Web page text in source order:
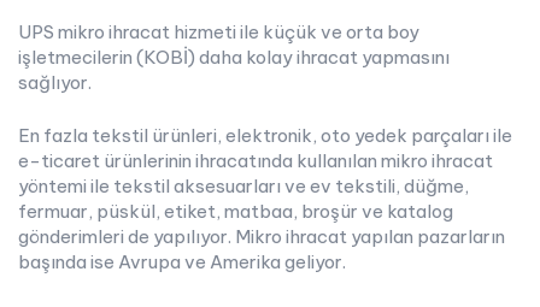
UPS mikro ihracat hizmeti ile küçük ve orta boy
işletmecilerin (KOBİ) daha kolay ihracat yapmasını
sağlıyor.
En fazla tekstil ürünleri, elektronik, oto yedek parçaları ile
e-ticaret ürünlerinin ihracatında kullanılan mikro ihracat
yöntemi ile tekstil aksesuarları ve ev tekstili, düğme,
fermuar, püskül, etiket, matbaa, broşür ve katalog
gönderimleri de yapılıyor. Mikro ihracat yapılan pazarların
başında ise Avrupa ve Amerika geliyor.